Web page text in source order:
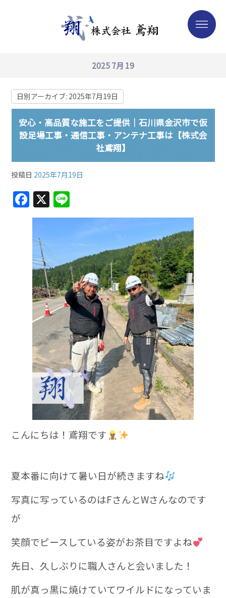
2025 7月 19
日別アーカイブ: 2025年7月19日
安心・高品質な施工をご提供｜石川県金沢市で仮
設足場工事・通信工事・アンテナ工事は【株式会
社鳶翔】
投稿日 2025年7月19日
F
a
e
b
o
o
k
X
n
e
こんにちは！鳶翔です
夏本番に向けて暑い日が続きますね
写真に写っているのはFさんとWさんなのです
が
笑顔でピースしている姿がお茶目ですよね
先日、久しぶりに職人さんと会いました！
肌が真っ黒に焼けていてワイルドになっていま